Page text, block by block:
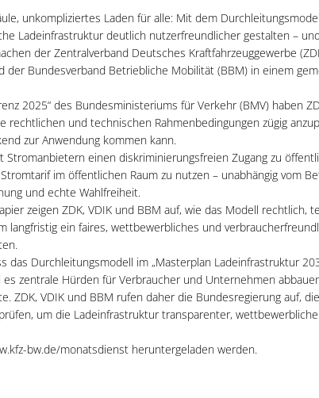
unkompliziertes Laden für alle: Mit dem
Ladeinfrastruktur deutlich nutzerfreundlicher gestalten –
der Zentralverband Deutsches Kraftfahrzeuggewerbe
der Bundesverband Betriebliche Mobilität (BBM) in einem
2025“ des Bundesministeriums für Verkehr (BMV) haben
rechtlichen und technischen Rahmenbedingungen zügig
zur Anwendung kommen kann.
Stromanbietern einen diskriminierungsfreien Zugang zu
im öffentlichen Raum zu nutzen – unabhängig vom
und echte Wahlfreiheit.
zeigen ZDK, VDIK und BBM auf, wie das Modell rechtlich,
langfristig ein faires, wettbewerbliches und
das Durchleitungsmodell im „Masterplan Ladeinfrastruktur
zentrale Hürden für Verbraucher und Unternehmen
ZDK, VDIK und BBM rufen daher die Bundesregierung auf,
um die Ladeinfrastruktur transparenter,
bw.de/monatsdienst heruntergeladen werden.